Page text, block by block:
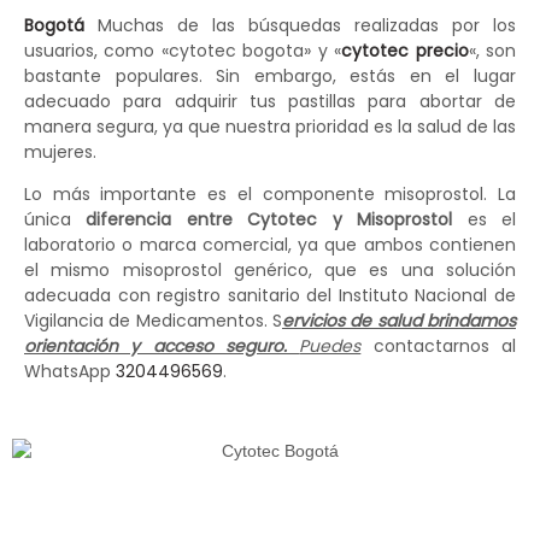
Bogotá Muchas de las búsquedas realizadas por los
usuarios, como «cytotec bogota» y «cytotec precio«, son
bastante populares. Sin embargo, estás en el lugar
adecuado para adquirir tus pastillas para abortar de
manera segura, ya que nuestra prioridad es la salud de las
mujeres.
Lo más importante es el componente misoprostol. La
únicadiferencia entre Cytotec y Misoprostol es el
laboratorio o marca comercial, ya que ambos contienen
el mismo misoprostol genérico, que es una solución
adecuada con registro sanitario del Instituto Nacional de
Vigilancia de Medicamentos. Servicios de salud brindamos
orientación y acceso seguro. Puedescontactarnos al
WhatsApp 3204496569.